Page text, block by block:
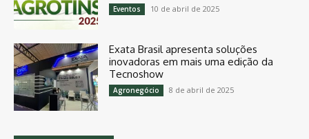
Eventos 10 de abril de 2025
Exata Brasil apresenta soluções
inovadoras em mais uma edição da
Tecnoshow
Agronegócio 8 de abril de 2025